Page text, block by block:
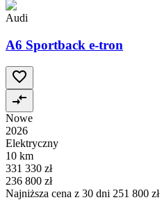
Audi
A6 Sportback e-tron
Nowe
2026
Elektryczny
10 km
331 330 zł
236 800 zł
Najniższa cena z 30 dni 251 800 zł